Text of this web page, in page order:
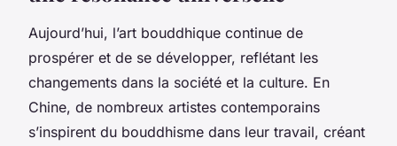
Aujourd’hui, l’art bouddhique continue de
prospérer et de se développer, reflétant les
changements dans la société et la culture. En
Chine, de nombreux artistes contemporains
s’inspirent du bouddhisme dans leur travail, créant